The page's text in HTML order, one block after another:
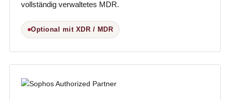
vollständig verwaltetes MDR.
Optional mit XDR / MDR